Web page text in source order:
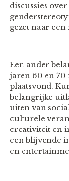
discussies
gezet naar
Een ander
jaren 60 en 70
plaatsvond.
belangrijke
uiten van
culturele
creativiteit en
een blijvende
en